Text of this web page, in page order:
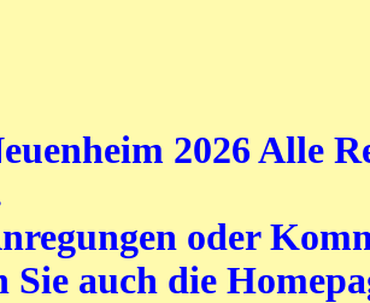
2026 Alle
oder
Sie auch die